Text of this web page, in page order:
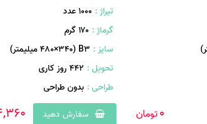
0تومان
تیراژ : 1000 عدد
گرماژ : ۱۷۰ گرم
سایز : B۳ (۴۸۰×۳۴۰ میلیمتر)
تحویل : 442 روز کاری
طراحی : بدون طراحی
سفارش دهید